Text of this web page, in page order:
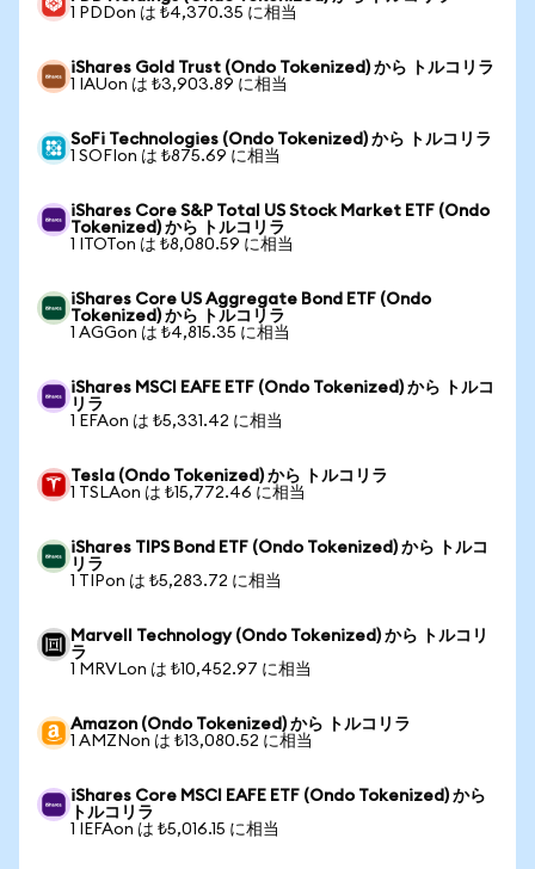
1 PDDon は ₺4,370.35 に相当
iShares Gold Trust (Ondo Tokenized) から トルコリラ
1 IAUon は ₺3,903.89 に相当
SoFi Technologies (Ondo Tokenized) から トルコリラ
1 SOFIon は ₺875.69 に相当
iShares Core S&P Total US Stock Market ETF (Ondo
Tokenized) から トルコリラ
1 ITOTon は ₺8,080.59 に相当
iShares Core US Aggregate Bond ETF (Ondo
Tokenized) から トルコリラ
1 AGGon は ₺4,815.35 に相当
iShares MSCI EAFE ETF (Ondo Tokenized) から トルコ
リラ
1 EFAon は ₺5,331.42 に相当
Tesla (Ondo Tokenized) から トルコリラ
1 TSLAon は ₺15,772.46 に相当
iShares TIPS Bond ETF (Ondo Tokenized) から トルコ
リラ
1 TIPon は ₺5,283.72 に相当
Marvell Technology (Ondo Tokenized) から トルコリ
ラ
1 MRVLon は ₺10,452.97 に相当
Amazon (Ondo Tokenized) から トルコリラ
1 AMZNon は ₺13,080.52 に相当
iShares Core MSCI EAFE ETF (Ondo Tokenized) から
トルコリラ
1 IEFAon は ₺5,016.15 に相当